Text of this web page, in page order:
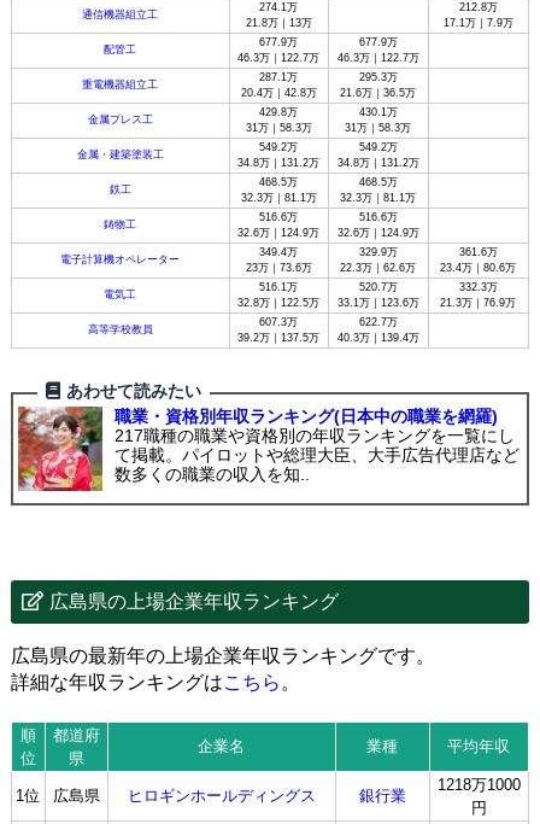
通信機器組立工
274.1万
21.8万｜13万
212.8万
17.1万｜7.9万
配管工
677.9万
46.3万｜122.7万
677.9万
46.3万｜122.7万
重電機器組立工
287.1万
20.4万｜42.8万
295.3万
21.6万｜36.5万
金属プレス工
429.8万
31万｜58.3万
430.1万
31万｜58.3万
金属・建築塗装工
549.2万
34.8万｜131.2万
549.2万
34.8万｜131.2万
鉄工
468.5万
32.3万｜81.1万
468.5万
32.3万｜81.1万
鋳物工
516.6万
32.6万｜124.9万
516.6万
32.6万｜124.9万
電子計算機オペレーター
349.4万
23万｜73.6万
329.9万
22.3万｜62.6万
361.6万
23.4万｜80.6万
電気工
516.1万
32.8万｜122.5万
520.7万
33.1万｜123.6万
332.3万
21.3万｜76.9万
高等学校教員
607.3万
39.2万｜137.5万
622.7万
40.3万｜139.4万
あわせて読みたい
職業・資格別年収ランキング(日本中の職業を網羅)
217職種の職業や資格別の年収ランキングを一覧にし
て掲載。パイロットや総理大臣、大手広告代理店など
数多くの職業の収入を知..
広島県の上場企業年収ランキング
広島県の最新年の上場企業年収ランキングです。
詳細な年収ランキングはこちら 。
順
位
都道府
県
企業名 業種 平均年収
1位 広島県 ヒロギンホールディングス 銀行業
1218万1000
円